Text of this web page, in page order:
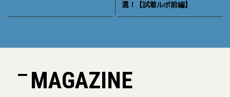
選！【試着ルポ前編】
MAGAZINE